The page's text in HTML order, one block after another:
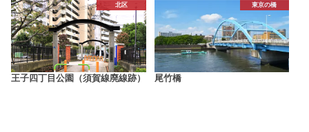
北区
王子四丁目公園（須賀線廃線跡）
東京の橋
尾竹橋